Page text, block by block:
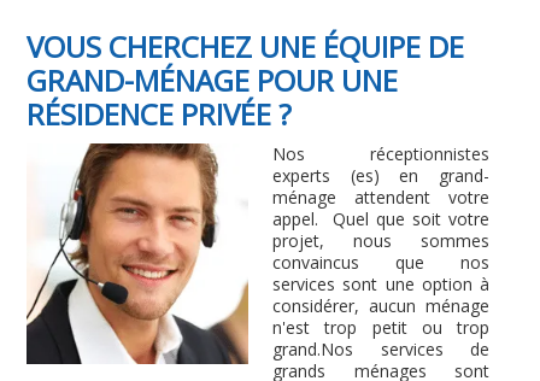
VOUS CHERCHEZ UNE ÉQUIPE DE
GRAND-MÉNAGE POUR UNE
RÉSIDENCE PRIVÉE ?
Nos réceptionnistes
experts (es) en grand-
ménage attendent votre
appel. Quel que soit votre
projet, nous sommes
convaincus que nos
services sont une option à
considérer, aucun ménage
n'est trop petit ou trop
grand.Nos services de
grands ménages sont